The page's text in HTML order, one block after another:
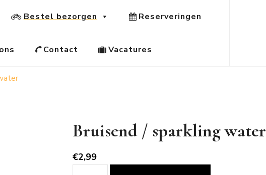
Bestel bezorgen Reserveringen
Contact Vacatures
Bruisend / sparkling water
€2,99